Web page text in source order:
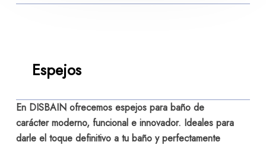
Espejos
En DISBAIN ofrecemos espejos para baño de
carácter moderno, funcional e innovador. Ideales para
darle el toque definitivo a tu baño y perfectamente